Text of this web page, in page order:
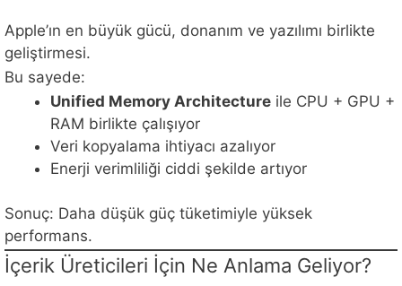
Apple’ın en büyük gücü, donanım ve yazılımı birlikte
geliştirmesi.
Bu sayede:
Unified Memory Architecture ile CPU + GPU +
RAM birlikte çalışıyor
Veri kopyalama ihtiyacı azalıyor
Enerji verimliliği ciddi şekilde artıyor
Sonuç: Daha düşük güç tüketimiyle yüksek
performans.
İçerik Üreticileri İçin Ne Anlama Geliyor?